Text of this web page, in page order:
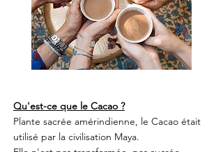
Qu'est-ce que le Cacao ?
Plante sacrée amérindienne, le Cacao était
utilisé par la civilisation Maya.